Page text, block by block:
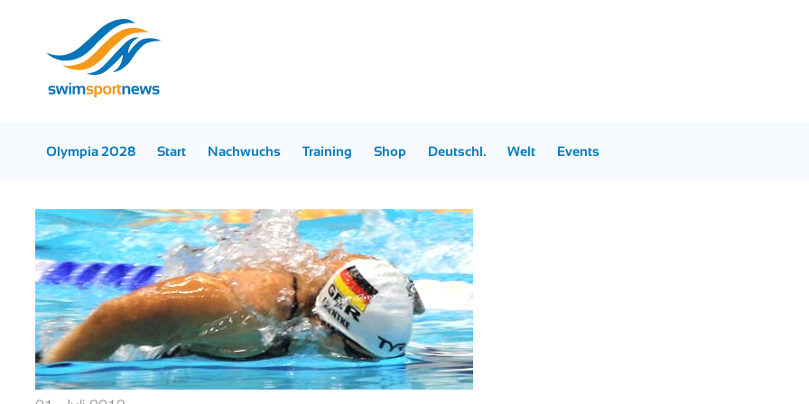
Olympia 2028 Start Nachwuchs Training Shop Deutschl. Welt Events